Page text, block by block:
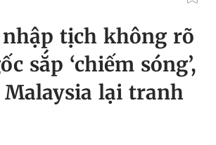
tịch không rõ
sắp ‘chiếm sóng’,
Malaysia lại tranh